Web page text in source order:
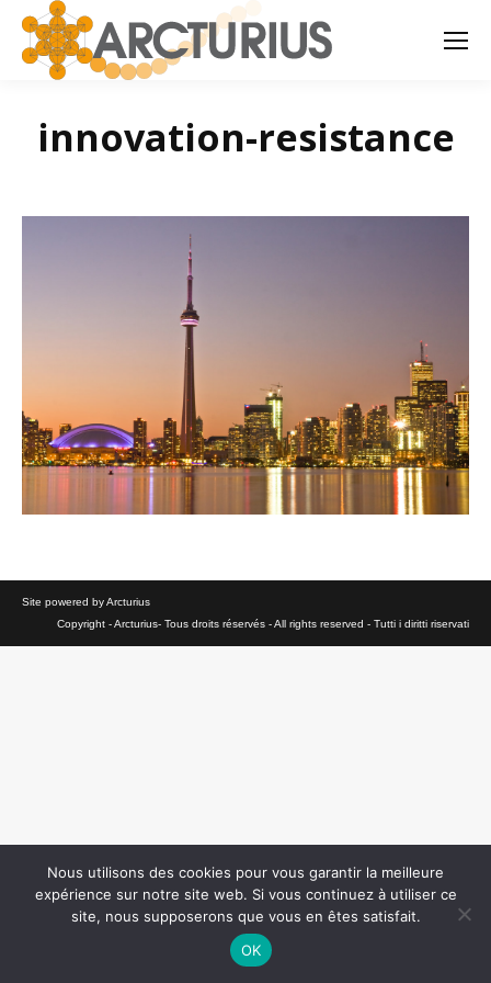
innovation-resistance
Site powered by Arcturius
Copyright - Arcturius- Tous droits réservés - All rights reserved - Tutti i diritti riservati
Nous utilisons des cookies pour vous garantir la meilleure
expérience sur notre site web. Si vous continuez à utiliser ce
site, nous supposerons que vous en êtes satisfait.
OK